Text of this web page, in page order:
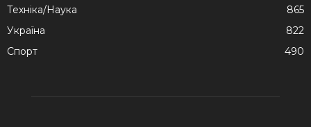
Техніка/Наука
865
Україна
822
Спорт
490